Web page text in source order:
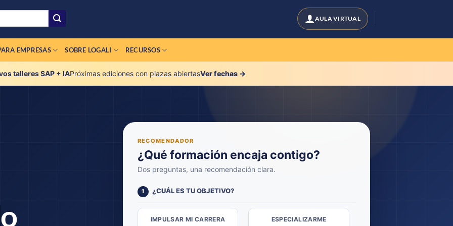
EMPRESAS SOBRE LOGALI RECURSOS
talleres SAP + IAPróximas ediciones con plazas abiertasVer fechas →
RECOMENDADOR
¿Qué formación encaja contigo?
Dos preguntas, una recomendación clara.
1 ¿CUÁL ES TU OBJETIVO?
IMPULSAR MI CARRERA ESPECIALIZARME